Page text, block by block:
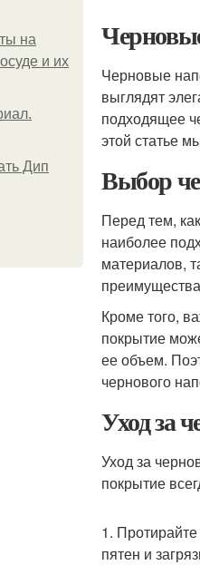
на
и их
Дип
Черновые
выглядят
подходящее
этой статье
Выбор
Перед тем,
наиболее
материалов,
Кроме того,
покрытие
ее объем.
чернового
Уход за
Уход за
покрытие
1.
пятен и